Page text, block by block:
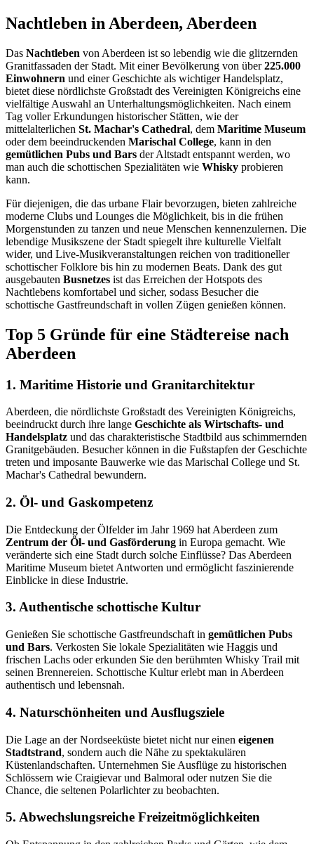
Nachtleben in Aberdeen, Aberdeen
Das Nachtleben von Aberdeen ist so lebendig wie die glitzernden
Granitfassaden der Stadt. Mit einer Bevölkerung von über225.000
Einwohnern und einer Geschichte als wichtiger Handelsplatz,
bietet diese nördlichste Großstadt des Vereinigten Königreichs eine
vielfältige Auswahl an Unterhaltungsmöglichkeiten. Nach einem
Tag voller Erkundungen historischer Stätten, wie der
mittelalterlichen St. Machar's Cathedral, dem Maritime Museum
oder dem beeindruckenden Marischal College, kann in den
gemütlichen Pubs und Bars der Altstadt entspannt werden, wo
man auch die schottischen Spezialitäten wie Whisky probieren
kann.
Für diejenigen, die das urbane Flair bevorzugen, bieten zahlreiche
moderne Clubs und Lounges die Möglichkeit, bis in die frühen
Morgenstunden zu tanzen und neue Menschen kennenzulernen. Die
lebendige Musikszene der Stadt spiegelt ihre kulturelle Vielfalt
wider, und Live-Musikveranstaltungen reichen von traditioneller
schottischer Folklore bis hin zu modernen Beats. Dank des gut
ausgebauten Busnetzes ist das Erreichen der Hotspots des
Nachtlebens komfortabel und sicher, sodass Besucher die
schottische Gastfreundschaft in vollen Zügen genießen können.
Top 5 Gründe für eine Städtereise nach
Aberdeen
1. Maritime Historie und Granitarchitektur
Aberdeen, die nördlichste Großstadt des Vereinigten Königreichs,
beeindruckt durch ihre lange Geschichte als Wirtschafts- und
Handelsplatz und das charakteristische Stadtbild aus schimmernden
Granitgebäuden. Besucher können in die Fußstapfen der Geschichte
treten und imposante Bauwerke wie das Marischal College und St.
Machar's Cathedral bewundern.
2. Öl- und Gaskompetenz
Die Entdeckung der Ölfelder im Jahr 1969 hat Aberdeen zum
Zentrum der Öl- und Gasförderung in Europa gemacht. Wie
veränderte sich eine Stadt durch solche Einflüsse? Das Aberdeen
Maritime Museum bietet Antworten und ermöglicht faszinierende
Einblicke in diese Industrie.
3. Authentische schottische Kultur
Genießen Sie schottische Gastfreundschaft in gemütlichen Pubs
und Bars. Verkosten Sie lokale Spezialitäten wie Haggis und
frischen Lachs oder erkunden Sie den berühmten Whisky Trail mit
seinen Brennereien. Schottische Kultur erlebt man in Aberdeen
authentisch und lebensnah.
4. Naturschönheiten und Ausflugsziele
Die Lage an der Nordseeküste bietet nicht nur einen eigenen
Stadtstrand, sondern auch die Nähe zu spektakulären
Küstenlandschaften. Unternehmen Sie Ausflüge zu historischen
Schlössern wie Craigievar und Balmoral oder nutzen Sie die
Chance, die seltenen Polarlichter zu beobachten.
5. Abwechslungsreiche Freizeitmöglichkeiten